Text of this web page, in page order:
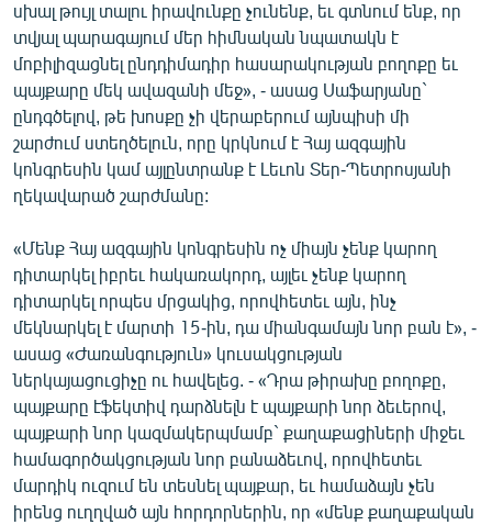
սխալ թույլ տալու իրավունքը չունենք, եւ գտնում ենք, որ
տվյալ պարագայում մեր հիմնական նպատակն է
մոբիլիզացնել ընդդիմադիր հասարակության բողոքը եւ
պայքարը մեկ ավազանի մեջ», - ասաց Սաֆարյանը`
ընդգծելով, թե խոսքը չի վերաբերում այնպիսի մի
շարժում ստեղծելուն, որը կրկնում է Հայ ազգային
կոնգրեսին կամ այլընտրանք է Լեւոն Տեր-Պետրոսյանի
ղեկավարած շարժմանը:
«Մենք Հայ ազգային կոնգրեսին ոչ միայն չենք կարող
դիտարկել իբրեւ հակառակորդ, այլեւ չենք կարող
դիտարկել որպես մրցակից, որովհետեւ այն, ինչ
մեկնարկել է մարտի 15-ին, դա միանգամայն նոր բան է», -
ասաց «Ժառանգություն» կուսակցության
ներկայացուցիչը ու հավելեց. - «Դրա թիրախը բողոքը,
պայքարը էֆեկտիվ դարձնելն է պայքարի նոր ձեւերով,
պայքարի նոր կազմակերպմամբ` քաղաքացիների միջեւ
համագործակցության նոր բանաձեւով, որովհետեւ
մարդիկ ուզում են տեսնել պայքար, եւ համաձայն չեն
իրենց ուղղված այն հորդորներին, որ «մենք քաղաքական